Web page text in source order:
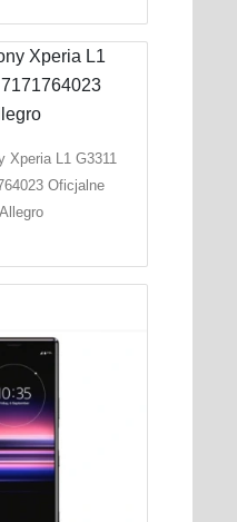
Xperia L1 G3311
Oficjalne